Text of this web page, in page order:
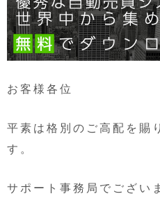
お客様各位
平素は格別のご高配を賜
す。
サポート事務局でござい